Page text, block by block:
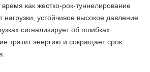
как жестко-рок-туннелирование
нагрузки, устойчивое высокое давление
сигнализирует об ошибках.
тратит энергию и сокращает срок